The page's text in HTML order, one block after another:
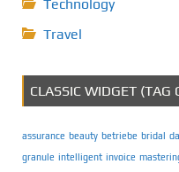
Technology
Travel
CLASSIC WIDGET (TAG
assurance beauty betriebe bridal
granule intelligent invoice